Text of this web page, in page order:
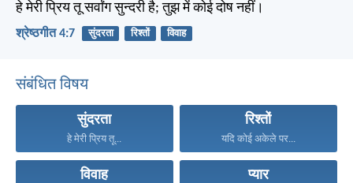
हे मेरी प्रिय तू सर्वांग सुन्दरी है; तुझ में कोई दोष नहीं।
श्रेष्ठगीत 4:7 सुंदरता रिश्तों विवाह
संबंधित विषय
सुंदरता
हे मेरी प्रिय तू...
रिश्तों
यदि कोई अकेले पर...
विवाह प्यार